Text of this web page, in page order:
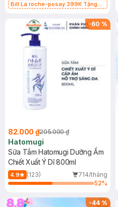
Bill La roche-posay 399K Tặng
(SL có hạn)
-60 %
82.000 ₫205.000 ₫
Hatomugi
Sữa Tắm Hatomugi Dưỡng Ẩm
Chiết Xuất Ý Dĩ 800ml
4.9 (123)
714/tháng
52%
-44%